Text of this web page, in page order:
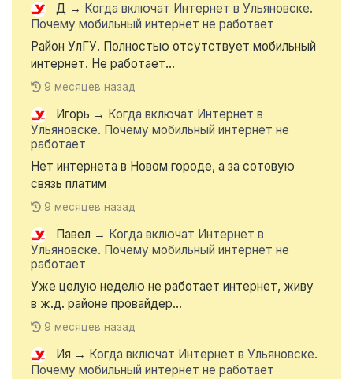
Д → Когда включат Интернет в Ульяновске.
Почему мобильный интернет не работает
Район УлГУ. Полностью отсутствует мобильный
интернет. Не работает...
9 месяцев назад
Игорь → Когда включат Интернет в
Ульяновске. Почему мобильный интернет не
работает
Нет интернета в Новом городе, а за сотовую
связь платим
9 месяцев назад
Павел → Когда включат Интернет в
Ульяновске. Почему мобильный интернет не
работает
Уже целую неделю не работает интернет, живу
в ж.д. районе провайдер...
9 месяцев назад
Ия → Когда включат Интернет в Ульяновске.
Почему мобильный интернет не работает